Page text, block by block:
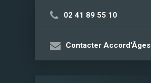
02 41 89 55 10
Contacter Accord'Âges